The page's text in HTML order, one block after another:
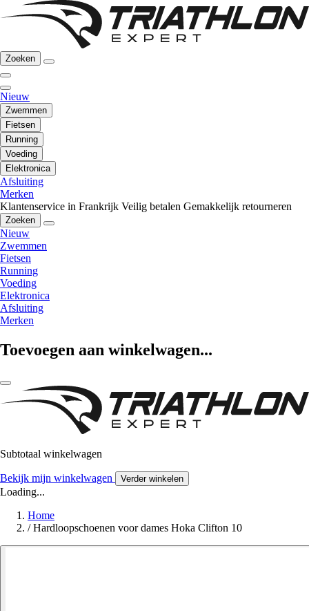
Zoeken
Nieuw
Zwemmen
Fietsen
Running
Voeding
Elektronica
Afsluiting
Merken
Klantenservice in Frankrijk Veilig betalen Gemakkelijk retourneren
Zoeken
Nieuw
Zwemmen
Fietsen
Running
Voeding
Elektronica
Afsluiting
Merken
Toevoegen aan winkelwagen...
Subtotaal winkelwagen
Bekijk mijn winkelwagen Verder winkelen
Loading...
Home
/ Hardloopschoenen voor dames Hoka Clifton 10